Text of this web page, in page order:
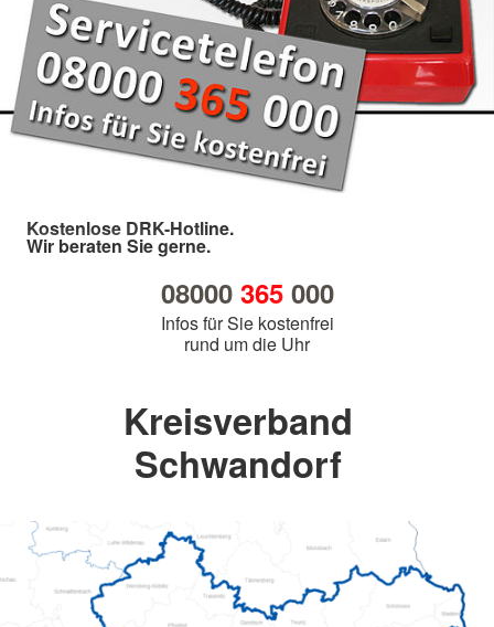
Kostenlose DRK-Hotline.
Wir beraten Sie gerne.
08000 365000
Infos für Sie kostenfrei
rund um die Uhr
Kreisverband
Schwandorf